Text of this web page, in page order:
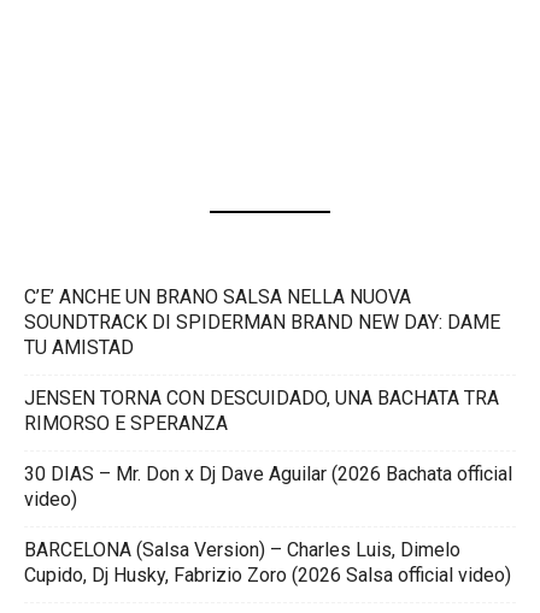
C’E’ ANCHE UN BRANO SALSA NELLA NUOVA
SOUNDTRACK DI SPIDERMAN BRAND NEW DAY: DAME
TU AMISTAD
JENSEN TORNA CON DESCUIDADO, UNA BACHATA TRA
RIMORSO E SPERANZA
30 DIAS – Mr. Don x Dj Dave Aguilar (2026 Bachata official
video)
BARCELONA (Salsa Version) – Charles Luis, Dimelo
Cupido, Dj Husky, Fabrizio Zoro (2026 Salsa official video)